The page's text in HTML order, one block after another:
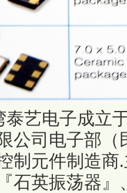
泰艺电子成立
公司电子部
制元件制造
石英振荡器